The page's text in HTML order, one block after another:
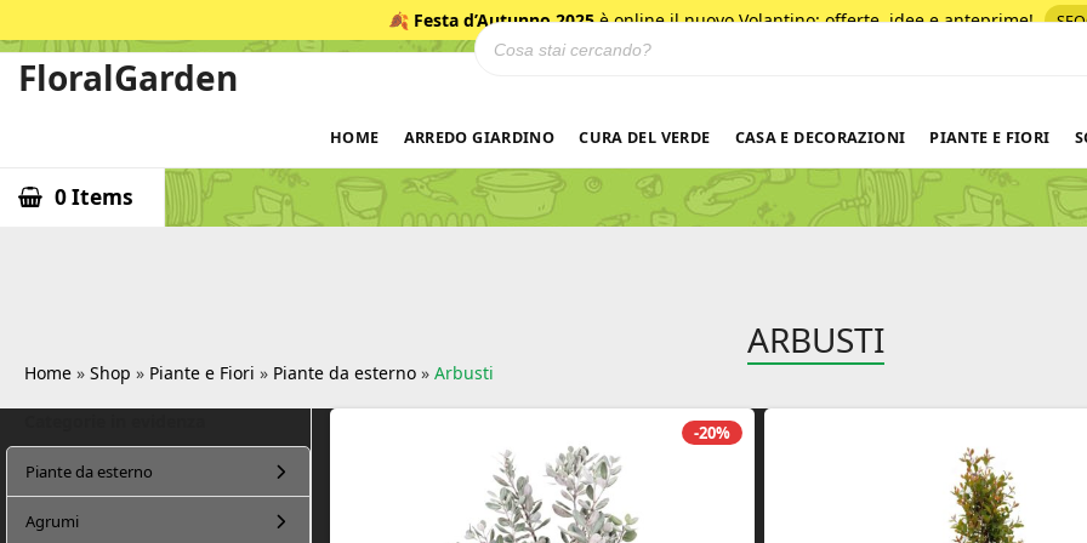
al
contenuto
🍂 Festa d’Autunno 2025è online il nuovo Volantino: offerte, idee e anteprime!
FloralGarden
Ricerca prodotti
HOME ARREDO GIARDINO CURA DEL VERDE CASA E DECORAZIONI PIANTE E FIORI
0 Items
ARBUSTI
Home » Shop » Piante e Fiori » Piante da esterno » Arbusti
-20%
Piante da esterno
Agrumi